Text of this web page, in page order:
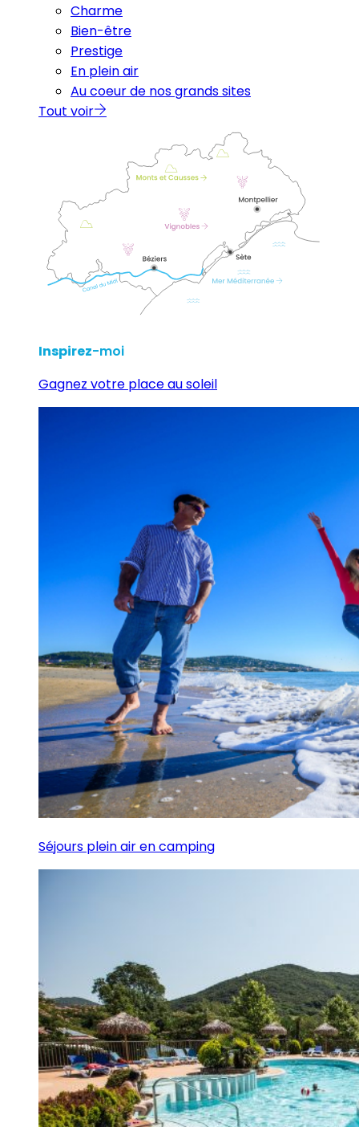
Charme
Bien-être
Prestige
En plein air
Au coeur de nos grands sites
Tout voir
Inspirez-moi
Gagnez votre place au soleil
Séjours plein air en camping